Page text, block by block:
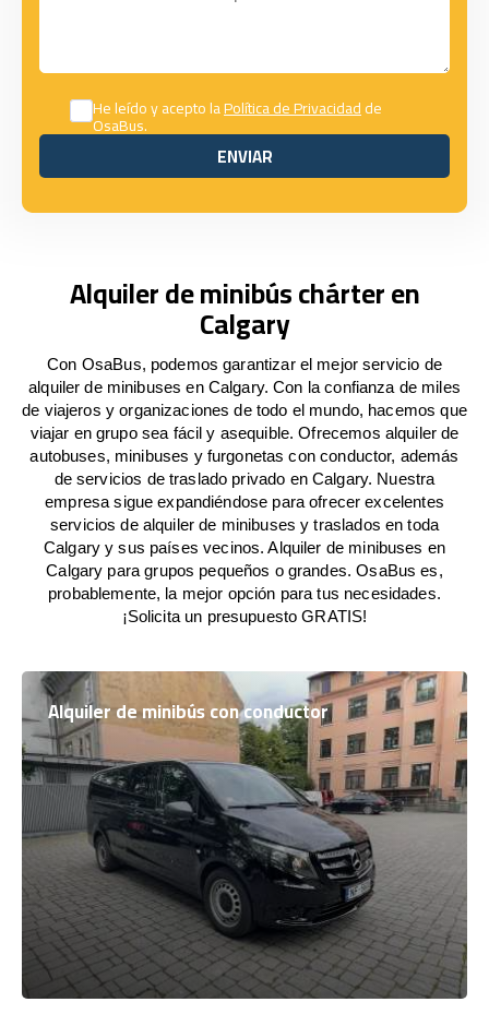
He leído y acepto laPolítica de Privacidadde
OsaBus.
ENVIAR
ENVIAR
Alquiler de minibús chárter en
Calgary
Con OsaBus, podemos garantizar el mejor servicio de
alquiler de minibuses en Calgary. Con la confianza de miles
de viajeros y organizaciones de todo el mundo, hacemos que
viajar en grupo sea fácil y asequible. Ofrecemos alquiler de
autobuses, minibuses y furgonetas con conductor, además
de servicios de traslado privado en Calgary. Nuestra
empresa sigue expandiéndose para ofrecer excelentes
servicios de alquiler de minibuses y traslados en toda
Calgary y sus países vecinos. Alquiler de minibuses en
Calgary para grupos pequeños o grandes. OsaBus es,
probablemente, la mejor opción para tus necesidades.
¡Solicita un presupuesto GRATIS!
Alquiler de minibús con conductor